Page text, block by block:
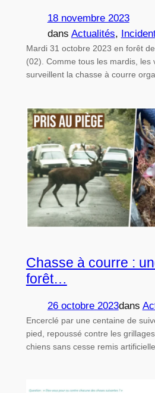
18 novembre 2023
dans Actualités,
Mardi 31 octobre 2023 en forêt
(02). Comme tous les mardis, les
surveillent la chasse à courre
Chasse à courre :
forêt…
26 octobre 2023dans
Encerclé par une centaine de
pied, repoussé contre les
chiens sans cesse remis